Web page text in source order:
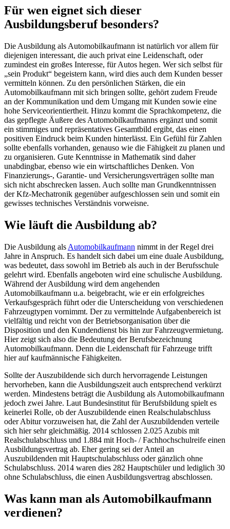
Für wen eignet sich dieser
Ausbildungsberuf besonders?
Die Ausbildung als Automobilkaufmann ist natürlich vor allem für
diejenigen interessant, die auch privat eine Leidenschaft, oder
zumindest ein großes Interesse, für Autos hegen. Wer sich selbst für
„sein Produkt“ begeistern kann, wird dies auch dem Kunden besser
vermitteln können. Zu den persönlichen Stärken, die ein
Automobilkaufmann mit sich bringen sollte, gehört zudem Freude
an der Kommunikation und dem Umgang mit Kunden sowie eine
hohe Serviceorientiertheit. Hinzu kommt die Sprachkompetenz, die
das gepflegte Äußere des Automobilkaufmanns ergänzt und somit
ein stimmiges und repräsentatives Gesamtbild ergibt, das einen
positiven Eindruck beim Kunden hinterlässt. Ein Gefühl für Zahlen
sollte ebenfalls vorhanden, genauso wie die Fähigkeit zu planen und
zu organisieren. Gute Kenntnisse in Mathematik sind daher
unabdingbar, ebenso wie ein wirtschaftliches Denken. Von
Finanzierungs-, Garantie- und Versicherungsverträgen sollte man
sich nicht abschrecken lassen. Auch sollte man Grundkenntnissen
der Kfz-Mechatronik gegenüber aufgeschlossen sein und somit ein
gewisses technisches Verständnis vorweisne.
Wie läuft die Ausbildung ab?
Die Ausbildung als Automobilkaufmann nimmt in der Regel drei
Jahre in Anspruch. Es handelt sich dabei um eine duale Ausbildung,
was bedeutet, dass sowohl im Betrieb als auch in der Berufsschule
gelehrt wird. Ebenfalls angeboten wird eine schulische Ausbildung.
Während der Ausbildung wird dem angehenden
Automobilkaufmann u.a. beigebracht, wie er ein erfolgreiches
Verkaufsgespräch führt oder die Unterscheidung von verschiedenen
Fahrzeugtypen vornimmt. Der zu vermittelnde Aufgabenbereich ist
vielfältig und reicht von der Betriebsorganisation über die
Disposition und den Kundendienst bis hin zur Fahrzeugvermietung.
Hier zeigt sich also die Bedeutung der Berufsbezeichnung
Automobilkaufmann. Denn die Leidenschaft für Fahrzeuge trifft
hier auf kaufmännische Fähigkeiten.
Sollte der Auszubildende sich durch hervorragende Leistungen
hervorheben, kann die Ausbildungszeit auch entsprechend verkürzt
werden. Mindestens beträgt die Ausbildung als Automobilkaufmann
jedoch zwei Jahre. Laut Bundesinstitut für Berufsbildung spielt es
keinerlei Rolle, ob der Auszubildende einen Realschulabschluss
oder Abitur vorzuweisen hat, die Zahl der Auszubildenden verteile
sich hier sehr gleichmäßig. 2014 schlossen 2.025 Azubis mit
Realschulabschluss und 1.884 mit Hoch- / Fachhochschulreife einen
Ausbildungsvertrag ab. Eher gering sei der Anteil an
Auszubildenden mit Hauptschulabschluss oder gänzlich ohne
Schulabschluss. 2014 waren dies 282 Hauptschüler und lediglich 30
ohne Schulabschluss, die einen Ausbildungsvertrag abschlossen.
Was kann man als Automobilkaufmann
verdienen?